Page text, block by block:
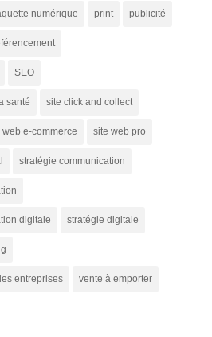
numérique print publicité
SEO
santé site click and collect
web e-commerce site web pro
stratégie communication
digitale stratégie digitale
entreprises vente à emporter